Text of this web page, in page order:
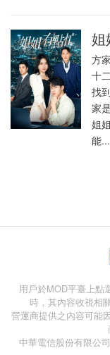
姐
方
十
找
家
姐
能
用戶於MOD平臺上點
時，其內容收視相
營運商提供之內容可能
中華電信股份有限公